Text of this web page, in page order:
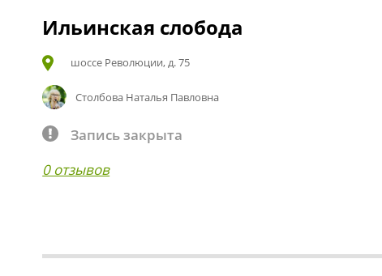
Ильинская слобода
шоссе Революции, д. 75
Столбова Наталья Павловна
Запись закрыта
0 отзывов